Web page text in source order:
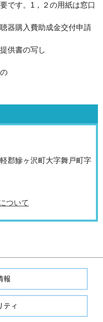
です。1，２の用紙は窓口
器購入費助成金交付申請
供書の写し
郡鰺ヶ沢町大字舞戸町字
ついて
報
ティ